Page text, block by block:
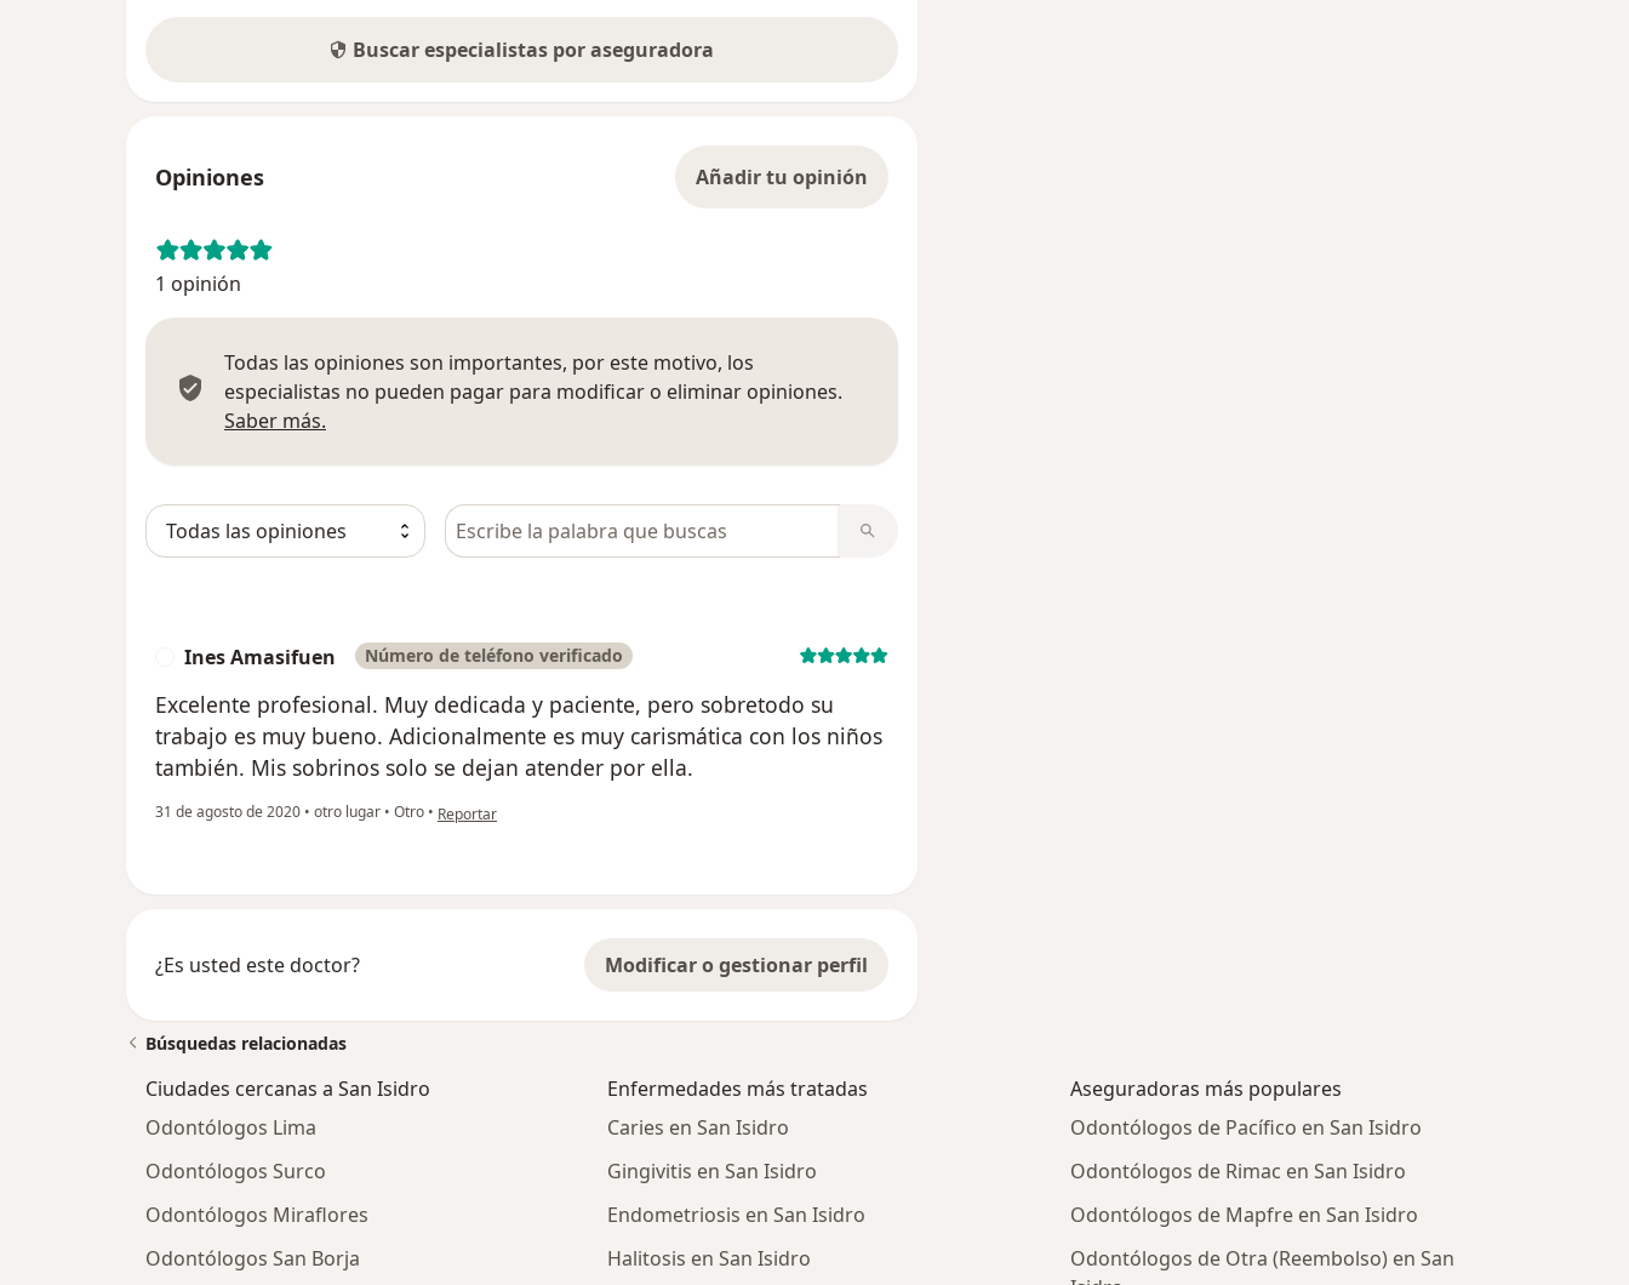
Buscar especialistas por aseguradora
Opiniones Añadir tu opinión
1 opinión
Todas las opiniones son importantes, por este motivo, los
especialistas no pueden pagar para modificar o eliminar opiniones.
Saber más.
Busca en opiniones
Ines Amasifuen Número de teléfono verificado
Excelente profesional. Muy dedicada y paciente, pero sobretodo su
trabajo es muy bueno. Adicionalmente es muy carismática con los niños
también. Mis sobrinos solo se dejan atender por ella.
31 de agosto de 2020 • otro lugar • Otro • en opinión del usuario Ines Amasifuen
Reportar
¿Es usted este doctor? Modificar o gestionar perfil
Búsquedas relacionadas
Ciudades cercanas a San Isidro
Odontólogos Lima
Odontólogos Surco
Odontólogos Miraflores
Odontólogos San Borja
Enfermedades más tratadas
Caries en San Isidro
Gingivitis en San Isidro
Endometriosis en San Isidro
Halitosis en San Isidro
Aseguradoras más populares
Odontólogos de Pacífico en San Isidro
Odontólogos de Rimac en San Isidro
Odontólogos de Mapfre en San Isidro
Odontólogos de Otra (Reembolso) en San